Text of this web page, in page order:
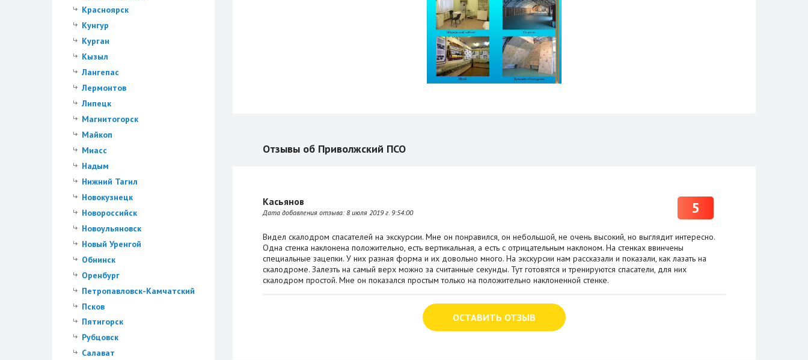
Красноярск
Кунгур
Курган
Кызыл
Лангепас
Лермонтов
Липецк
Магнитогорск
Майкоп
Миасс
Надым
Нижний Тагил
Новокузнецк
Новороссийск
Новоульяновск
Новый Уренгой
Обнинск
Оренбург
Петропавловск-Камчатский
Псков
Пятигорск
Рубцовск
Салават
Отзывы об Приволжский ПСО
Касьянов
Дата добавления отзыва:8 июля 2019 г. 9:54:00 5
Видел скалодром спасателей на экскурсии. Мне он понравился, он небольшой, не очень высокий, но выглядит интересно.
Одна стенка наклонена положительно, есть вертикальная, а есть с отрицательным наклоном. На стенках ввинчены
специальные зацепки. У них разная форма и их довольно много. На экскурсии нам рассказали и показали, как лазать на
скалодроме. Залезть на самый верх можно за считанные секунды. Тут готовятся и тренируются спасатели, для них
скалодром простой. Мне он показался простым только на положительно наклоненной стенке.
ОСТАВИТЬ ОТЗЫВ